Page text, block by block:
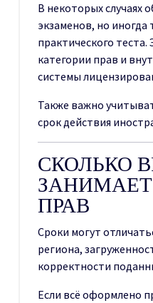
В некоторых случаях
экзаменов, но иногда
практического теста.
категории прав и
системы
Также важно
срок действия
СКОЛЬКО
ПРАВ
Сроки могут
региона,
корректности
Если всё оформлено